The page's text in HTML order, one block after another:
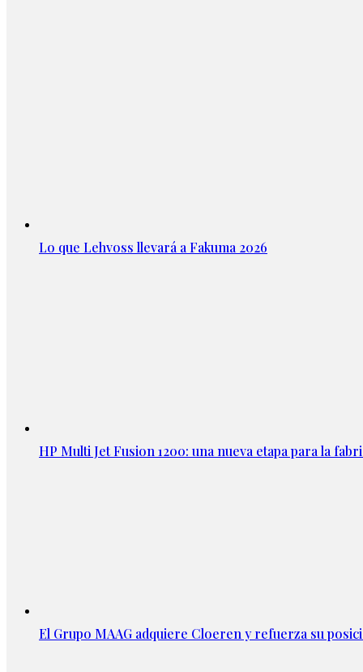
Lo que Lehvoss llevará a Fakuma 2026
HP Multi Jet Fusion 1200: una nueva etapa para la
El Grupo MAAG adquiere Cloeren y refuerza su